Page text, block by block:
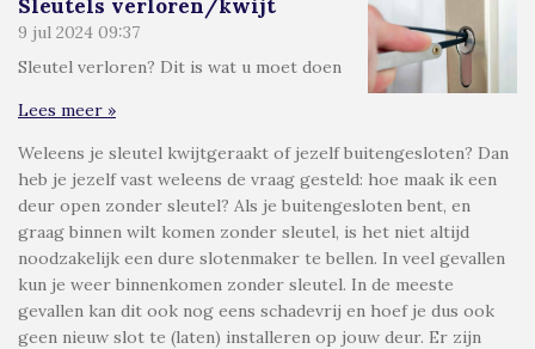
Sleutels verloren/kwijt
9 jul 2024 09:37
Sleutel verloren? Dit is wat u moet doen
Lees meer »
Weleens je sleutel kwijtgeraakt of jezelf buitengesloten? Dan
heb je jezelf vast weleens de vraag gesteld: hoe maak ik een
deur open zonder sleutel? Als je buitengesloten bent, en
graag binnen wilt komen zonder sleutel, is het niet altijd
noodzakelijk een dure slotenmaker te bellen. In veel gevallen
kun je weer binnenkomen zonder sleutel. In de meeste
gevallen kan dit ook nog eens schadevrij en hoef je dus ook
geen nieuw slot te (laten) installeren op jouw deur. Er zijn